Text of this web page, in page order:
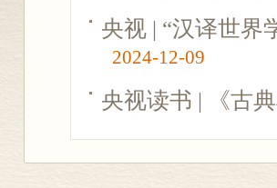
央视 | “汉译世界
2024-12-09
央视读书 | 《古典